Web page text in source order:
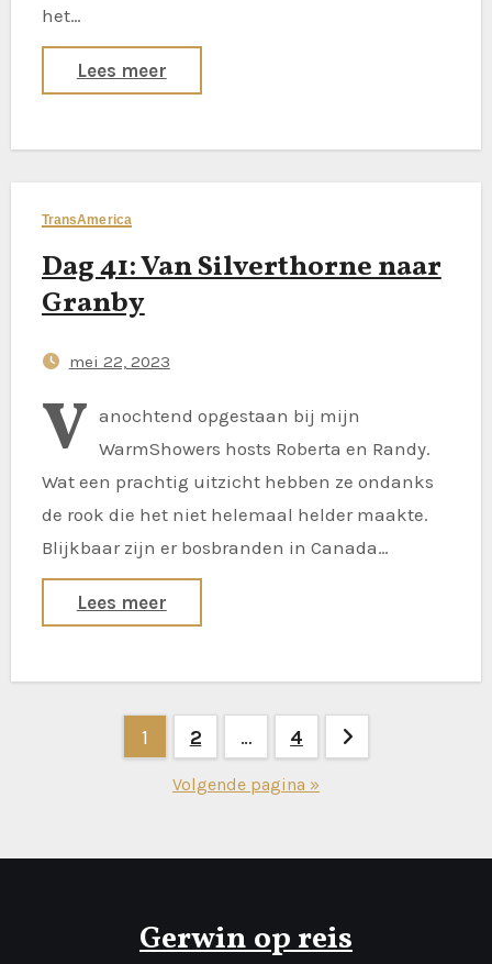
het…
Lees meer
TransAmerica
Dag 41: Van Silverthorne naar
Granby
mei 22, 2023
V anochtend opgestaan bij mijn
WarmShowers hosts Roberta en Randy.
Wat een prachtig uitzicht hebben ze ondanks
de rook die het niet helemaal helder maakte.
Blijkbaar zijn er bosbranden in Canada…
Lees meer
Berichten
paginering
1 2 … 4
Volgende pagina »
Gerwin op reis